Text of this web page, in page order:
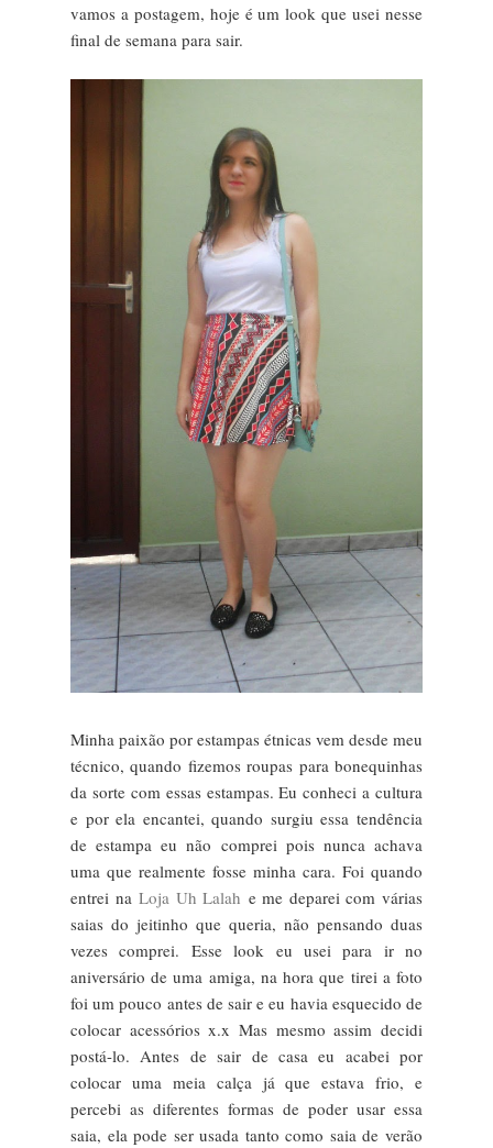
vamos a postagem, hoje é um look que usei nesse
final de semana para sair.
Minha paixão por estampas étnicas vem desde meu
técnico, quando fizemos roupas para bonequinhas
da sorte com essas estampas. Eu conheci a cultura
e por ela encantei, quando surgiu essa tendência
de estampa eu não comprei pois nunca achava
uma que realmente fosse minha cara. Foi quando
entrei naLoja Uh Lalah e me deparei com várias
saias do jeitinho que queria, não pensando duas
vezes comprei. Esse look eu usei para ir no
aniversário de uma amiga, na hora que tirei a foto
foi um pouco antes de sair e eu havia esquecido de
colocar acessórios x.x Mas mesmo assim decidi
postá-lo. Antes de sair de casa eu acabei por
colocar uma meia calça já que estava frio, e
percebi as diferentes formas de poder usar essa
saia, ela pode ser usada tanto como saia de verão